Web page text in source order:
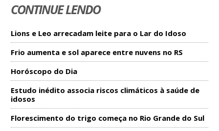
CONTINUE LENDO
Lions e Leo arrecadam leite para o Lar do Idoso
Frio aumenta e sol aparece entre nuvens no RS
Horóscopo do Dia
Estudo inédito associa riscos climáticos à saúde de
idosos
Florescimento do trigo começa no Rio Grande do Sul